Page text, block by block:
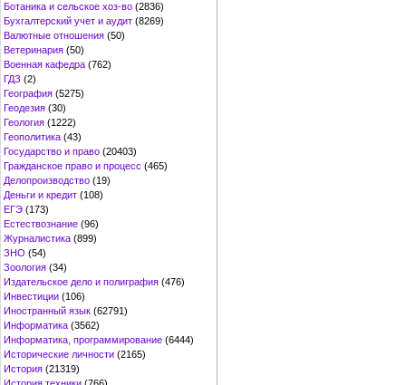
Ботаника и сельское хоз-во (2836)
Бухгалтерский учет и аудит (8269)
Валютные отношения (50)
Ветеринария (50)
Военная кафедра (762)
ГДЗ (2)
География (5275)
Геодезия (30)
Геология (1222)
Геополитика (43)
Государство и право (20403)
Гражданское право и процесс (465)
Делопроизводство (19)
Деньги и кредит (108)
ЕГЭ (173)
Естествознание (96)
Журналистика (899)
ЗНО (54)
Зоология (34)
Издательское дело и полиграфия (476)
Инвестиции (106)
Иностранный язык (62791)
Информатика (3562)
Информатика, программирование (6444)
Исторические личности (2165)
История (21319)